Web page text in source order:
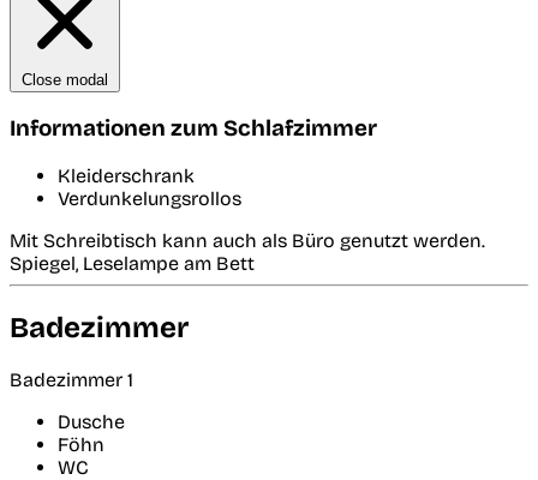
Close modal
Informationen zum Schlafzimmer
Kleiderschrank
Verdunkelungsrollos
Mit Schreibtisch kann auch als Büro genutzt werden.
Spiegel, Leselampe am Bett
Badezimmer
Badezimmer 1
Dusche
Föhn
WC